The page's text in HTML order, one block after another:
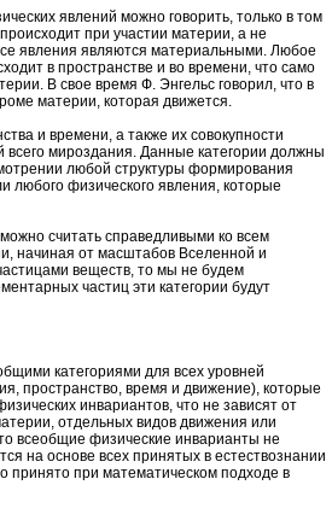
явлений можно говорить, только в том
при участии материи, а не
явления являются материальными. Любое
в пространстве и во времени, что само
В свое время Ф. Энгельс говорил, что в
материи, которая движется.
и времени, а также их совокупности
всего мироздания. Данные категории должны
любой структуры формирования
любого физического явления, которые
считать справедливыми ко всем
начиная от масштабов Вселенной и
веществ, то мы не будем
частиц эти категории будут
категориями для всех уровней
пространство, время и движение), которые
инвариантов, что не зависят от
отдельных видов движения или
всеобщие физические инварианты не
на основе всех принятых в естествознании
принято при математическом подходе в